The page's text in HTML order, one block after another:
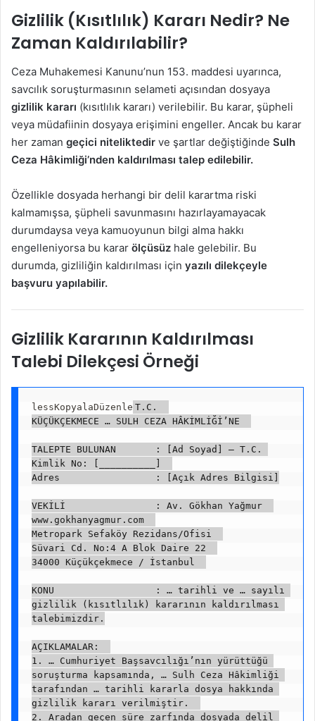
Gizlilik (Kısıtlılık) Kararı Nedir? Ne
Zaman Kaldırılabilir?
Ceza Muhakemesi Kanunu’nun 153. maddesi uyarınca,
savcılık soruşturmasının selameti açısından dosyaya
gizlilik kararı (kısıtlılık kararı) verilebilir. Bu karar, şüpheli
veya müdafiinin dosyaya erişimini engeller. Ancak bu karar
her zaman geçici niteliktedir ve şartlar değiştiğinde Sulh
Ceza Hâkimliği’nden kaldırılması talep edilebilir.
Özellikle dosyada herhangi bir delil karartma riski
kalmamışsa, şüpheli savunmasını hazırlayamayacak
durumdaysa veya kamuoyunun bilgi alma hakkı
engelleniyorsa bu karar ölçüsüz hale gelebilir. Bu
durumda, gizliliğin kaldırılması için yazılı dilekçeyle
başvuru yapılabilir.
Gizlilik Kararının Kaldırılması
Talebi Dilekçesi Örneği
lessKopyalaDüzenle T.C.
KÜÇÜKÇEKMECE … SULH CEZA HÂKİMLİĞİ’NE
TALEPTE BULUNAN       : [Ad Soyad] – T.C.
Kimlik No: [__________]
Adres                 : [Açık Adres Bilgisi]
VEKİLİ                : Av. Gökhan Yağmur
www.gokhanyagmur.com
Metropark Sefaköy Rezidans/Ofisi
Süvari Cd. No:4 A Blok Daire 22
34000 Küçükçekmece / İstanbul
KONU                  : … tarihli ve … sayılı
gizlilik (kısıtlılık) kararının kaldırılması
talebimizdir.
AÇIKLAMALAR:
1. … Cumhuriyet Başsavcılığı’nın yürüttüğü
soruşturma kapsamında, … Sulh Ceza Hâkimliği
tarafından … tarihli kararla dosya hakkında
gizlilik kararı verilmiştir.
2. Aradan geçen süre zarfında dosyada delil